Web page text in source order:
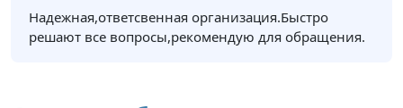
Надежная,ответсвенная организация.Быстро
решают все вопросы,рекомендую для обращения.